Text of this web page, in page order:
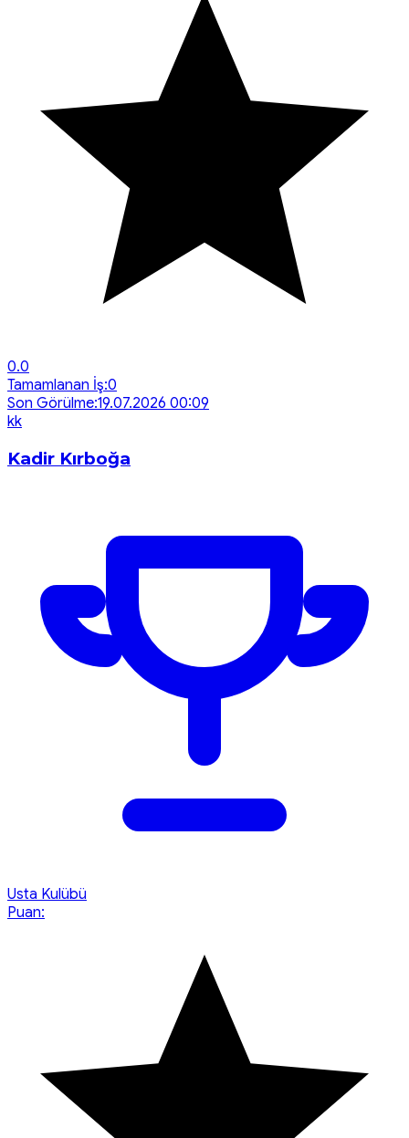
0.0
Tamamlanan İş:0
Son Görülme:19.07.2026 00:09
kk
Kadir Kırboğa
Usta Kulübü
Puan: